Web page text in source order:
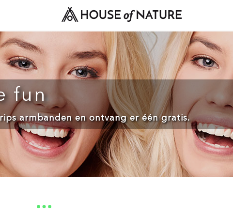
fun
armbanden en ontvang er één gratis.